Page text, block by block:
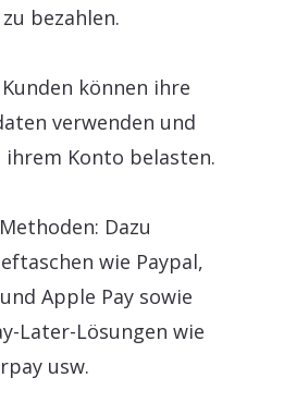
bezahlen.
können ihre
verwenden und
Konto belasten.
Dazu
wie Paypal,
Apple Pay sowie
Later-Lösungen wie
usw.